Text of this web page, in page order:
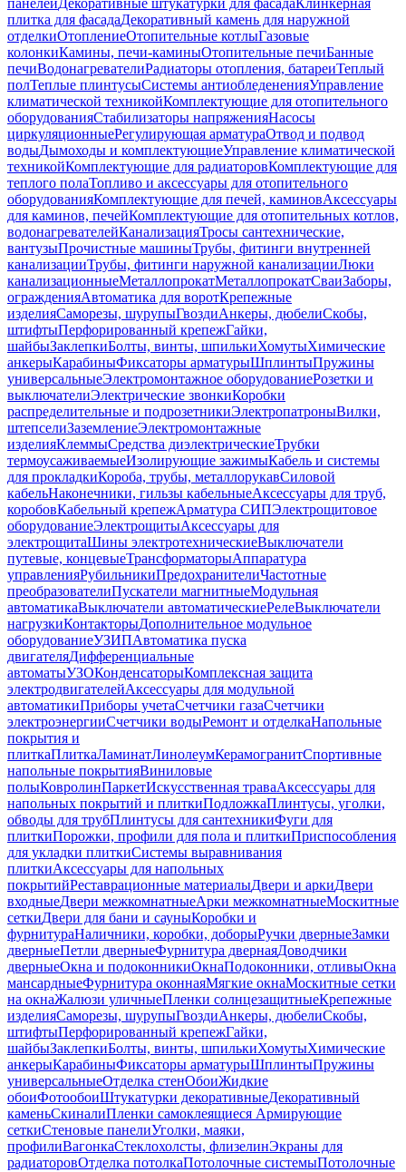
панелейДекоративные штукатурки для фасадаКлинкерная
плитка для фасадаДекоративный камень для наружной
отделкиОтоплениеОтопительные котлыГазовые
колонкиКамины, печи-каминыОтопительные печиБанные
печиВодонагревателиРадиаторы отопления, батареиТеплый
полТеплые плинтусыСистемы антиобледененияУправление
климатической техникойКомплектующие для отопительного
оборудованияСтабилизаторы напряженияНасосы
циркуляционныеРегулирующая арматураОтвод и подвод
водыДымоходы и комплектующиеУправление климатической
техникойКомплектующие для радиаторовКомплектующие для
теплого полаТопливо и аксессуары для отопительного
оборудованияКомплектующие для печей, каминовАксессуары
для каминов, печейКомплектующие для отопительных котлов,
водонагревателейКанализацияТросы сантехнические,
вантузыПрочистные машиныТрубы, фитинги внутренней
канализацииТрубы, фитинги наружной канализацииЛюки
канализационныеМеталлопрокатМеталлопрокатСваиЗаборы,
огражденияАвтоматика для воротКрепежные
изделияСаморезы, шурупыГвоздиАнкеры, дюбелиСкобы,
штифтыПерфорированный крепежГайки,
шайбыЗаклепкиБолты, винты, шпилькиХомутыХимические
анкерыКарабиныФиксаторы арматурыШплинтыПружины
универсальныеЭлектромонтажное оборудованиеРозетки и
выключателиЭлектрические звонкиКоробки
распределительные и подрозетникиЭлектропатроныВилки,
штепселиЗаземлениеЭлектромонтажные
изделияКлеммыСредства диэлектрическиеТрубки
термоусаживаемыеИзолирующие зажимыКабель и системы
для прокладкиКороба, трубы, металлорукавСиловой
кабельНаконечники, гильзы кабельныеАксессуары для труб,
коробовКабельный крепежАрматура СИПЭлектрощитовое
оборудованиеЭлектрощитыАксессуары для
электрощитаШины электротехническиеВыключатели
путевые, концевыеТрансформаторыАппаратура
управленияРубильникиПредохранителиЧастотные
преобразователиПускатели магнитныеМодульная
автоматикаВыключатели автоматическиеРелеВыключатели
нагрузкиКонтакторыДополнительное модульное
оборудованиеУЗИПАвтоматика пуска
двигателяДифференциальные
автоматыУЗОКонденсаторыКомплексная защита
электродвигателейАксессуары для модульной
автоматикиПриборы учетаСчетчики газаСчетчики
электроэнергииСчетчики водыРемонт и отделкаНапольные
покрытия и
плиткаПлиткаЛаминатЛинолеумКерамогранитСпортивные
напольные покрытияВиниловые
полыКовролинПаркетИскусственная траваАксессуары для
напольных покрытий и плиткиПодложкаПлинтусы, уголки,
обводы для трубПлинтусы для сантехникиФуги для
плиткиПорожки, профили для пола и плиткиПриспособления
для укладки плиткиСистемы выравнивания
плиткиАксессуары для напольных
покрытийРеставрационные материалыДвери и аркиДвери
входныеДвери межкомнатныеАрки межкомнатныеМоскитные
сеткиДвери для бани и сауныКоробки и
фурнитураНаличники, коробки, доборыРучки дверныеЗамки
дверныеПетли дверныеФурнитура двернаяДоводчики
дверныеОкна и подоконникиОкнаПодоконники, отливыОкна
мансардныеФурнитура оконнаяМягкие окнаМоскитные сетки
на окнаЖалюзи уличныеПленки солнцезащитныеКрепежные
изделияСаморезы, шурупыГвоздиАнкеры, дюбелиСкобы,
штифтыПерфорированный крепежГайки,
шайбыЗаклепкиБолты, винты, шпилькиХомутыХимические
анкерыКарабиныФиксаторы арматурыШплинтыПружины
универсальныеОтделка стенОбоиЖидкие
обоиФотообоиШтукатурки декоративныеДекоративный
каменьСкиналиПленки самоклеящиеся Армирующие
сеткиСтеновые панелиУголки, маяки,
профилиВагонкаСтеклохолсты, флизелинЭкраны для
радиаторовОтделка потолкаПотолочные системыПотолочные